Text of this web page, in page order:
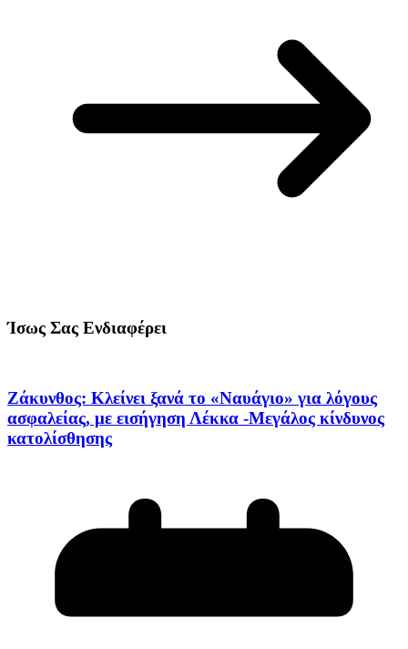
Ίσως Σας Ενδιαφέρει
Ζάκυνθος: Κλείνει ξανά το «Ναυάγιο» για λόγους
ασφαλείας, με εισήγηση Λέκκα -Μεγάλος κίνδυνος
κατολίσθησης